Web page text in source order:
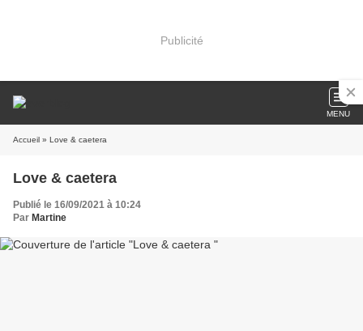
Publicité
MENU
Accueil » Love & caetera
Love & caetera
Publié le 16/09/2021 à 10:24
Par Martine